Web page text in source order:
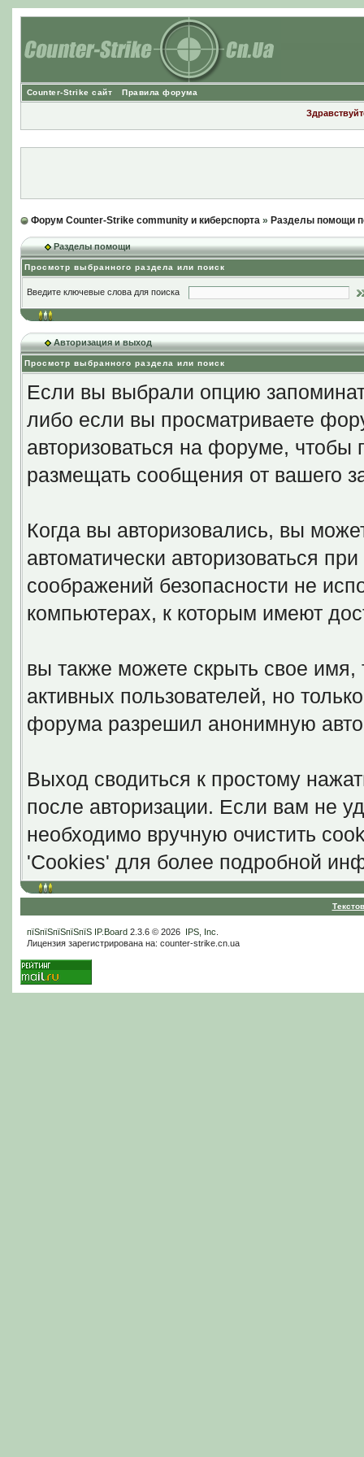
Counter-Strike сайт Правила форума
Форум Counter-Strike community и киберспорта» Разделы помощи
Разделы помощи
Просмотр выбранного раздела или поиск
Введите ключевые слова для поиска
Авторизация и выход
Просмотр выбранного раздела или поиск
Если вы выбрали опцию
либо если вы просматриваете
авторизоваться на форуме,
размещать сообщения от вашего
Когда вы авторизовались, вы
автоматически авторизоваться
соображений безопасности не
компьютерах, к которым имеют
вы также можете скрыть свое имя,
активных пользователей, но
форума разрешил анонимную
Выход сводиться к простому
после авторизации. Если вам не
необходимо вручную очистить
'Cookies' для более подробной
пїЅпїЅпїЅпїЅпїЅ IP.Board2.3.6 © 2026 IPS, Inc
Лицензия зарегистрирована на: counter-strike.cn.ua